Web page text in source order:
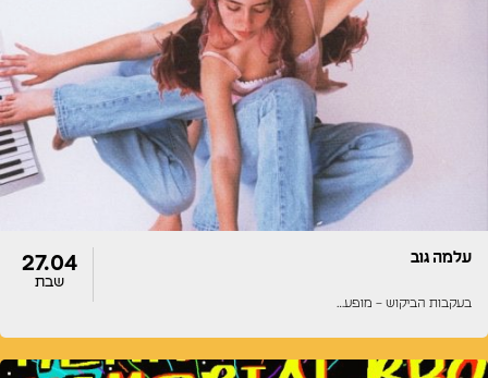
דלתות
22:00
הופעה
22:00
עלמה גוב
בעקבות הביקוש – מופע…
27.04
שבת